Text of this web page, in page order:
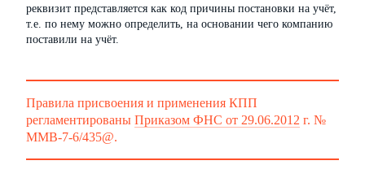
реквизит представляется как код причины постановки на учёт,
т.е. по нему можно определить, на основании чего компанию
поставили на учёт.
Правила присвоения и применения КПП
регламентированы Приказом ФНС от 29.06.2012 г. №
ММВ-7-6/435@.